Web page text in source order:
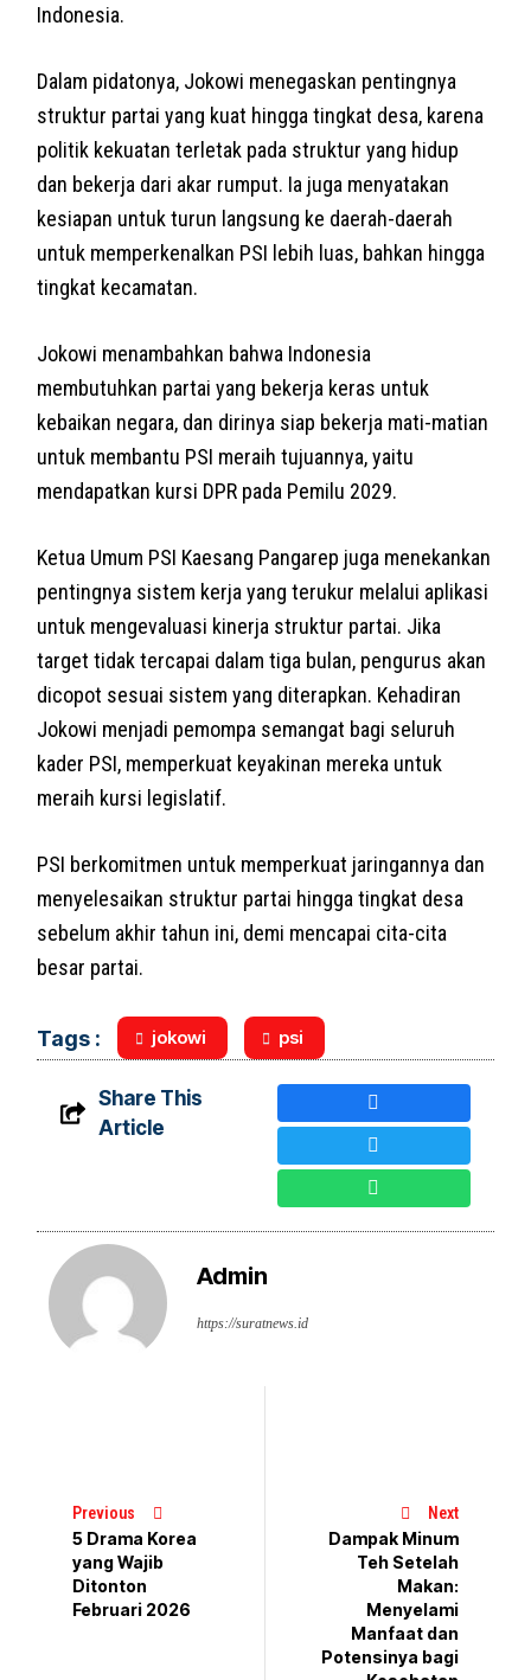
Indonesia.
Dalam pidatonya, Jokowi menegaskan pentingnya
struktur partai yang kuat hingga tingkat desa, karena
politik kekuatan terletak pada struktur yang hidup
dan bekerja dari akar rumput. Ia juga menyatakan
kesiapan untuk turun langsung ke daerah-daerah
untuk memperkenalkan PSI lebih luas, bahkan hingga
tingkat kecamatan.
Jokowi menambahkan bahwa Indonesia
membutuhkan partai yang bekerja keras untuk
kebaikan negara, dan dirinya siap bekerja mati-matian
untuk membantu PSI meraih tujuannya, yaitu
mendapatkan kursi DPR pada Pemilu 2029.
Ketua Umum PSI Kaesang Pangarep juga menekankan
pentingnya sistem kerja yang terukur melalui aplikasi
untuk mengevaluasi kinerja struktur partai. Jika
target tidak tercapai dalam tiga bulan, pengurus akan
dicopot sesuai sistem yang diterapkan. Kehadiran
Jokowi menjadi pemompa semangat bagi seluruh
kader PSI, memperkuat keyakinan mereka untuk
meraih kursi legislatif.
PSI berkomitmen untuk memperkuat jaringannya dan
menyelesaikan struktur partai hingga tingkat desa
sebelum akhir tahun ini, demi mencapai cita-cita
besar partai.
Tags : jokowi psi
Share This
Article
Admin
https://suratnews.id
Previous
5 Drama Korea
yang Wajib
Ditonton
Februari 2026
Next
Dampak Minum
Teh Setelah
Makan:
Menyelami
Manfaat dan
Potensinya bagi